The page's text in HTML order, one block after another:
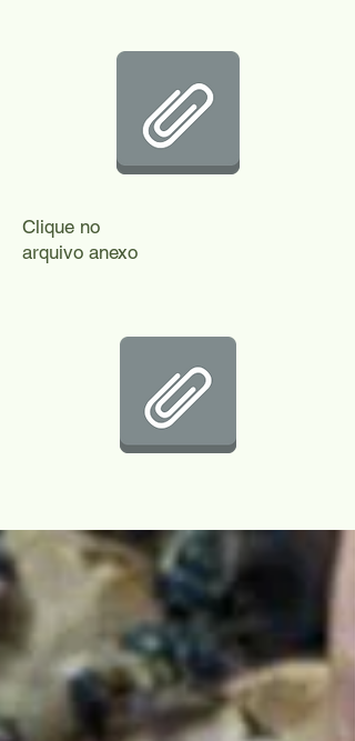
Clique no
arquivo anexo